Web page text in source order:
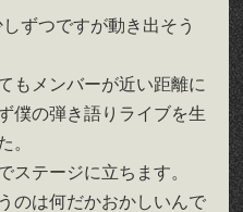
ずつですが動き出そう
もメンバーが近い距離に
僕の弾き語りライブを生
。
ステージに立ちます。
のは何だかおかしいんで